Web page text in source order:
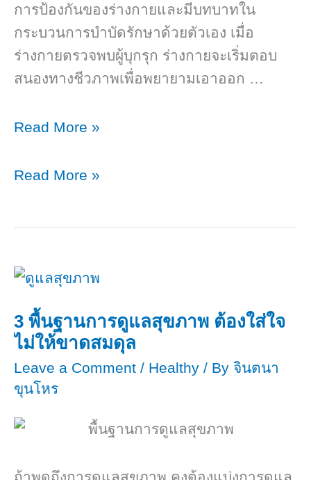
การป้องกันของร่างกายและมีบทบาทใน
กระบวนการบำบัดรักษาด้วยตัวเอง เมื่อ
ร่างกายตรวจพบผู้บุกรุก ร่างกายจะเริ่มตอบ
สนองทางชีวภาพเพื่อพยายามเอาออก …
5
ต้าน
Read More »
5
อักเสบ
Read More »
3 พื้นฐานการดูแลสุขภาพ ต้องใส่ใจ
ไม่ให้ขาดสมดุล
Leave a Comment / Healthy / By จินตนา
ขุนโหร